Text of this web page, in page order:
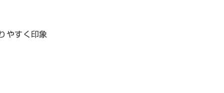
やすく印象